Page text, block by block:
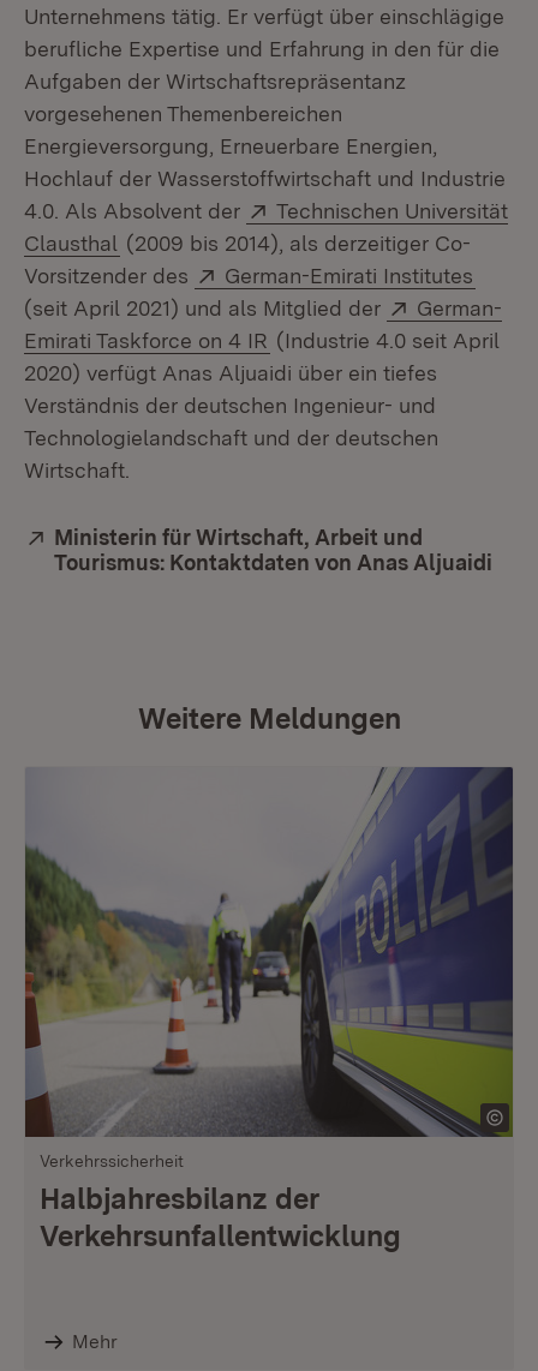
Unternehmens tätig. Er verfügt über einschlägige
berufliche Expertise und Erfahrung in den für die
Aufgaben der Wirtschaftsrepräsentanz
vorgesehenen Themenbereichen
Energieversorgung, Erneuerbare Energien,
Hochlauf der Wasserstoffwirtschaft und Industrie
4.0. Als Absolvent der
Extern:
Technischen Universität
Clausthal (Öffnet in neuem Fenster)
(2009 bis 2014), als derzeitiger Co-
Vorsitzender des
Extern:
German-Emirati Institutes
(seit April 2021) und als Mitglied der
Extern:
German-
Emirati Taskforce on 4 IR (Öffnet in neuem Fenster)
(Industrie 4.0 seit April
2020) verfügt Anas Aljuaidi über ein tiefes
Verständnis der deutschen Ingenieur- und
Technologielandschaft und der deutschen
Wirtschaft.
Extern:
Ministerin für Wirtschaft, Arbeit und
Tourismus: Kontaktdaten von Anas Aljuaidi
Weitere Meldungen
Verkehrssicherheit
Halbjahresbilanz der
Verkehrsunfallentwicklung
Mehr